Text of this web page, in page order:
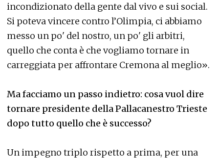
incondizionato della gente dal vivo e sui social.
Si poteva vincere contro l’Olimpia, ci abbiamo
messo un po' del nostro, un po' gli arbitri,
quello che conta è che vogliamo tornare in
carreggiata per affrontare Cremona al meglio».
Ma facciamo un passo indietro: cosa vuol dire
tornare presidente della Pallacanestro Trieste
dopo tutto quello che è successo?
Un impegno triplo rispetto a prima, per una